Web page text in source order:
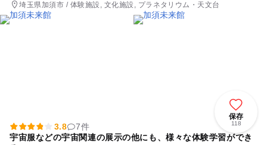
埼玉県加須市 / 体験施設, 文化施設, プラネタリウム・天文台
保存
118
3.8
7件
宇宙服などの宇宙関連の展示の他にも、様々な体験学習ができ